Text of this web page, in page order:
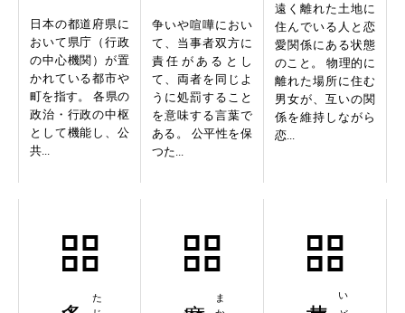
日本の都道府県に
おいて県庁（行政
の中心機関）が置
かれている都市や
町を指す。 各県の
政治・行政の中枢
として機能し、公
共...
争いや喧嘩におい
て、当事者双方に
責任があるとし
て、両者を同じよ
うに処罰すること
を意味する言葉で
ある。 公平性を保
つた...
遠く離れた土地に
住んでいる人と恋
愛関係にある状態
のこと。 物理的に
離れた場所に住む
男女が、互いの関
係を維持しながら
恋...